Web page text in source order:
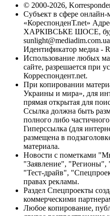
© 2000-2026,
Субъект в сфере
«КореспонденТ.net»
ХАРКІВСЬКЕ ШОСЕ,
sunlight@mediadim.com.ua
Идентификатор медиа -
Использование любых
сайте, разрешается при
Корреспондент.net.
При копировании
Украины и мира», для
прямая открытая для
Ссылка должна быть
полного либо
Гиперссылка (для
размещена в
материала.
Новости с пометками
"Заявление",
"Тест-драйв",
правах рекламы.
Раздел Спецпроекты
коммерческими
Любое копирование,